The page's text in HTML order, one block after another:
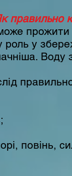
правильно
роль у
Воду
повінь,